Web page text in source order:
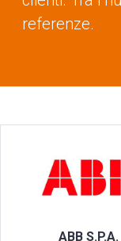
referenze.
ABB S.P.A.